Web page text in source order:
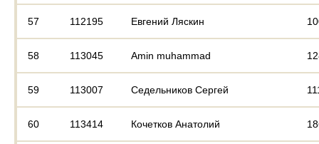
57 112195 Евгений Ляскин
58 113045 Amin muhammad
59 113007 Седельников Сергей
60 113414 Кочетков Анатолий